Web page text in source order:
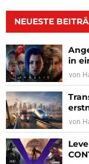
NEUESTE
in
von
von